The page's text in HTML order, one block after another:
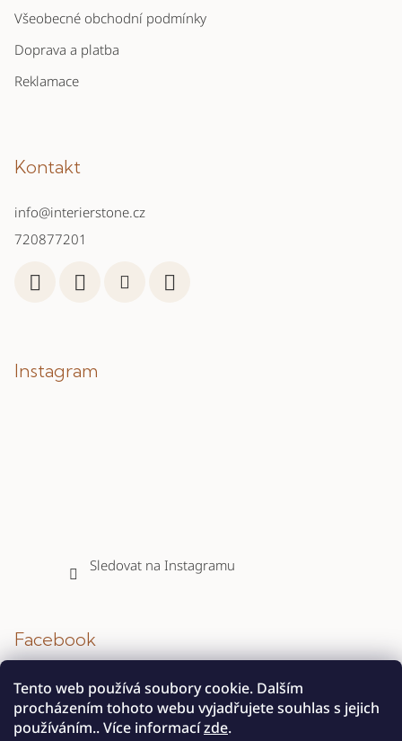
Tento web používá soubory cookie. Dalším
procházením tohoto webu vyjadřujete souhlas s jejich
používáním.. Více informacízde.
Všeobecné obchodní podmínky
Doprava a platba
Reklamace
Kontakt
info@interierstone.cz
720877201
Instagram
Sledovat na Instagramu
Facebook